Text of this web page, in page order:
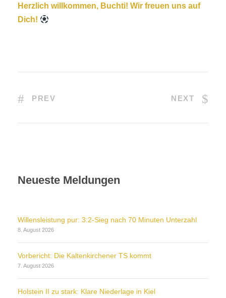
Herzlich willkommen, Buchti! Wir freuen uns auf
Dich!
PREV NEXT
Neueste Meldungen
Willensleistung pur: 3:2-Sieg nach 70 Minuten Unterzahl
8. August 2026
Vorbericht: Die Kaltenkirchener TS kommt
7. August 2026
Holstein II zu stark: Klare Niederlage in Kiel